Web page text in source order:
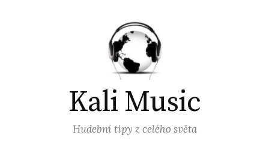
Kali Music
Hudební tipy z celého světa